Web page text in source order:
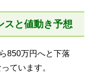
スと値動き予想
850万円へと下落
ています。